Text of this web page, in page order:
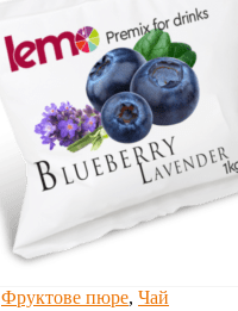
Фруктове пюре, Чай